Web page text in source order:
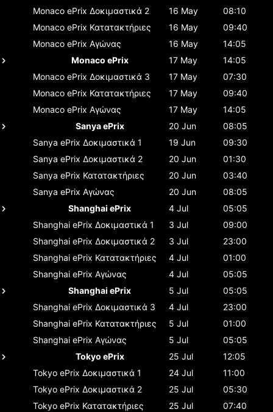
Monaco ePrix Δοκιμαστικά 2 16 May
08:10
Monaco ePrix Κατατακτήριες 16 May
09:40
Monaco ePrix Αγώνας 16 May
14:05
Monaco ePrix
17 May
14:05
Monaco ePrix Δοκιμαστικά 3 17 May
07:30
Monaco ePrix Κατατακτήριες 17 May
09:40
Monaco ePrix Αγώνας 17 May
14:05
Sanya ePrix
20 Jun
08:05
Sanya ePrix Δοκιμαστικά 1 19 Jun
09:30
Sanya ePrix Δοκιμαστικά 2 20 Jun
01:30
Sanya ePrix Κατατακτήριες 20 Jun
03:40
Sanya ePrix Αγώνας 20 Jun
08:05
Shanghai ePrix
4 Jul
05:05
Shanghai ePrix Δοκιμαστικά 1 3 Jul
09:00
Shanghai ePrix Δοκιμαστικά 2 3 Jul
23:00
Shanghai ePrix Κατατακτήριες 4 Jul
01:00
Shanghai ePrix Αγώνας 4 Jul
05:05
Shanghai ePrix
5 Jul
05:05
Shanghai ePrix Δοκιμαστικά 3 4 Jul
23:00
Shanghai ePrix Κατατακτήριες 5 Jul
01:00
Shanghai ePrix Αγώνας 5 Jul
05:05
Tokyo ePrix
25 Jul
12:05
Tokyo ePrix Δοκιμαστικά 1 24 Jul
11:00
Tokyo ePrix Δοκιμαστικά 2 25 Jul
05:30
Tokyo ePrix Κατατακτήριες 25 Jul
07:40